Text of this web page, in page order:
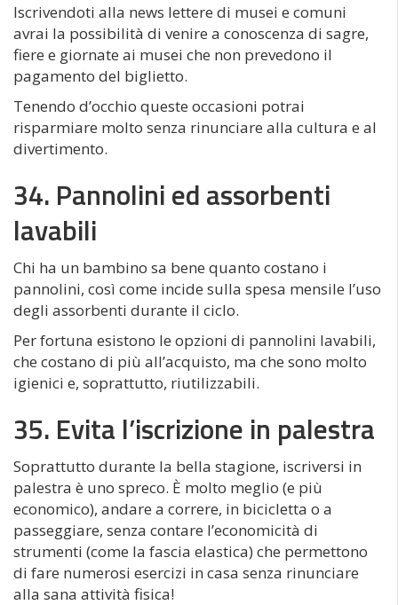
Iscrivendoti alla news lettere di musei e comuni
avrai la possibilità di venire a conoscenza di sagre,
fiere e giornate ai musei che non prevedono il
pagamento del biglietto.
Tenendo d’occhio queste occasioni potrai
risparmiare molto senza rinunciare alla cultura e al
divertimento.
34. Pannolini ed assorbenti
lavabili
Chi ha un bambino sa bene quanto costano i
pannolini, così come incide sulla spesa mensile l’uso
degli assorbenti durante il ciclo.
Per fortuna esistono le opzioni di pannolini lavabili,
che costano di più all’acquisto, ma che sono molto
igienici e, soprattutto, riutilizzabili.
35. Evita l’iscrizione in palestra
Soprattutto durante la bella stagione, iscriversi in
palestra è uno spreco. È molto meglio (e più
economico), andare a correre, in bicicletta o a
passeggiare, senza contare l’economicità di
strumenti (come la fascia elastica) che permettono
di fare numerosi esercizi in casa senza rinunciare
alla sana attività fisica!